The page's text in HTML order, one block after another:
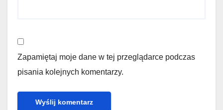
Zapamiętaj moje dane w tej przeglądarce podczas
pisania kolejnych komentarzy.